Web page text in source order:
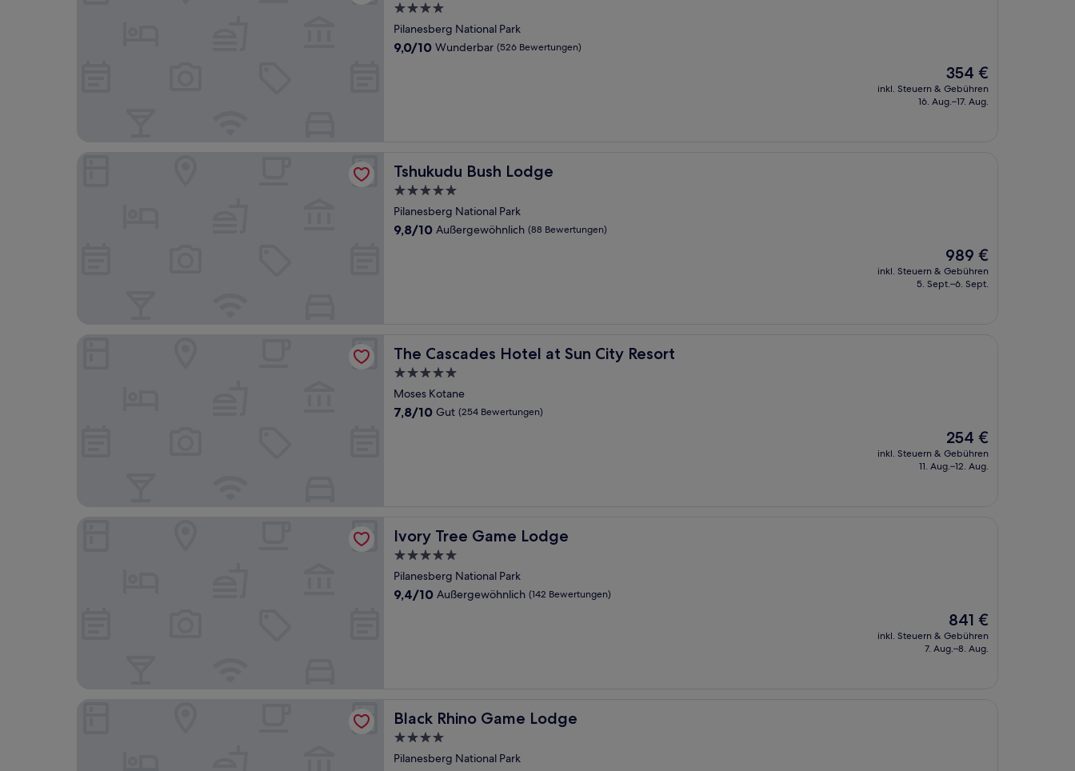
4.0-
Sterne-
Unterkunft
Pilanesberg National Park
9.0
9,0/10 Wunderbar (526 Bewertungen)
Der
Preis
beträgt
354 €
inkl. Steuern & Gebühren
16. Aug.–17. Aug.
Tshukudu Bush Lodge
Tshukudu Bush Lodge
5.0-
Sterne-
Unterkunft
Pilanesberg National Park
9.8
9,8/10 Außergewöhnlich (88 Bewertungen)
Der
Preis
beträgt
989 €
inkl. Steuern & Gebühren
5. Sept.–6. Sept.
The Cascades Hotel at Sun City Resort
The Cascades Hotel at Sun City Resort
5.0-
Sterne-
Unterkunft
Moses Kotane
7.8
7,8/10 Gut (254 Bewertungen)
Der
Preis
beträgt
254 €
inkl. Steuern & Gebühren
11. Aug.–12. Aug.
Ivory Tree Game Lodge
Ivory Tree Game Lodge
5.0-
Sterne-
Unterkunft
Pilanesberg National Park
9.4
9,4/10 Außergewöhnlich (142 Bewertungen)
Der
Preis
beträgt
841 €
inkl. Steuern & Gebühren
7. Aug.–8. Aug.
Black Rhino Game Lodge
Black Rhino Game Lodge
4.0-
Sterne-
Pilanesberg National Park